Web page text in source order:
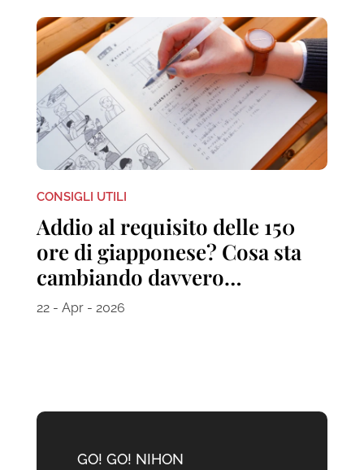
CONSIGLI UTILI
Addio al requisito delle 150
ore di giapponese? Cosa sta
cambiando davvero…
22 - Apr - 2026
GO! GO! NIHON